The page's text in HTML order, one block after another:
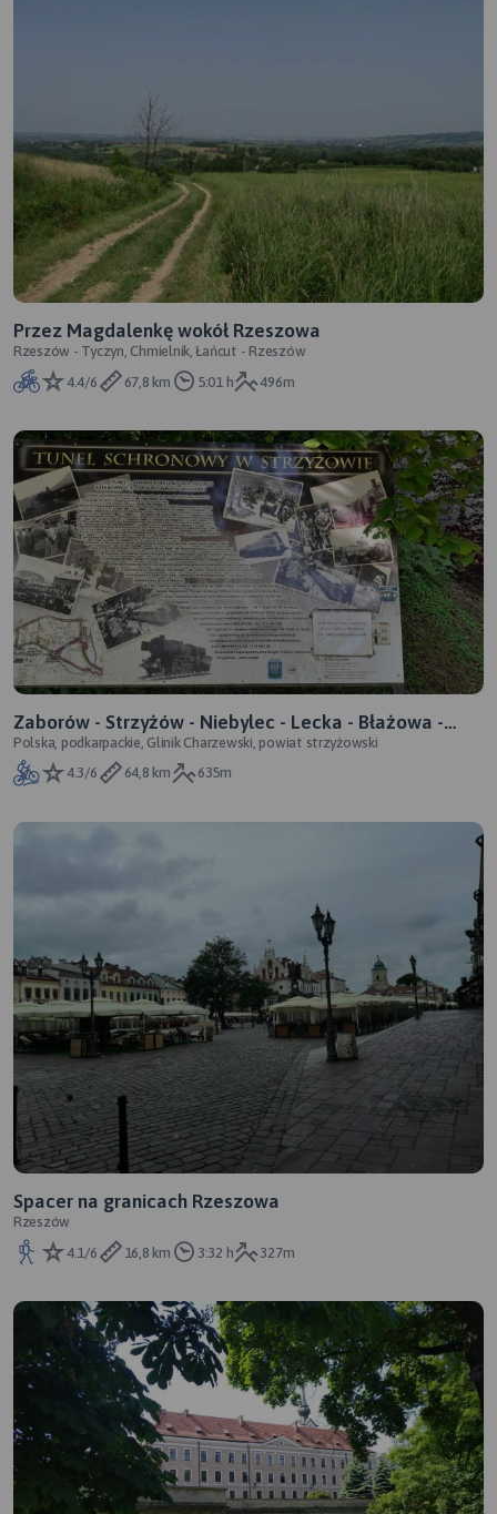
Przez Magdalenkę wokół Rzeszowa
Rzeszów - Tyczyn, Chmielnik, Łańcut - Rzeszów
4.4/6
67,8 km 5:01 h 496m
Zaborów - Strzyżów - Niebylec - Lecka - Błażowa -
Borek Stary - Tyczyn
Polska, podkarpackie, Glinik Charzewski, powiat strzyżowski
4.3/6
64,8 km 635m
Spacer na granicach Rzeszowa
Rzeszów
4.1/6
16,8 km 3:32 h 327m